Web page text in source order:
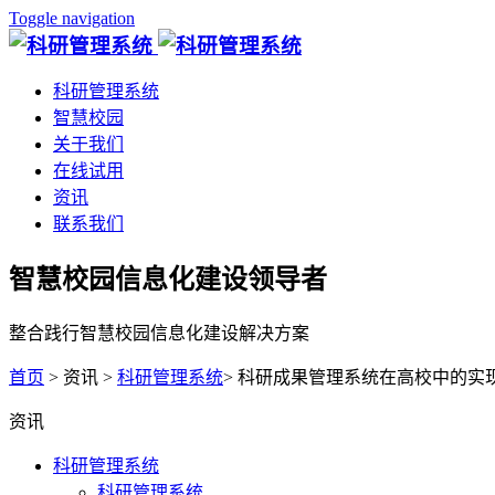
Toggle navigation
科研管理系统
智慧校园
关于我们
在线试用
资讯
联系我们
智慧校园信息化建设领导者
整合践行智慧校园信息化建设解决方案
首页 > 资讯 > 科研管理系统> 科研成果管理系统在高校中的实
资讯
科研管理系统